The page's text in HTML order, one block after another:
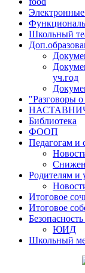
Электронные
Школьный
уч.год
"Разговоры
Библиотека
ФООП
Педагогам и
Родителям и
Итоговое
Итоговое
ЮИД
Школьный